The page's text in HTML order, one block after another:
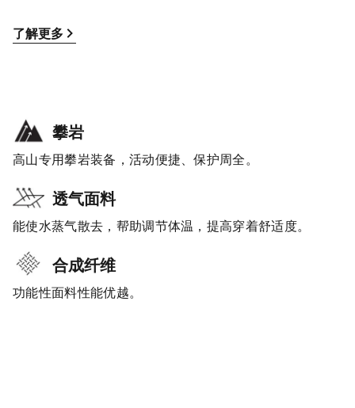
了解更多
攀岩
高山专用攀岩装备，活动便捷、保护周全。
透气面料
能使水蒸气散去，帮助调节体温，提高穿着舒适度。
合成纤维
功能性面料性能优越。